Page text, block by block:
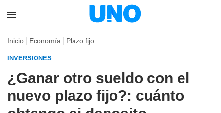
Inicio Economía Plazo fijo
INVERSIONES
¿Ganar otro sueldo con el
nuevo plazo fijo?: cuánto